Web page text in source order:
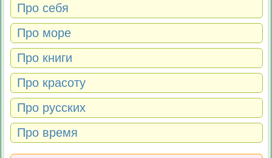
Про себя
Про море
Про книги
Про красоту
Про русских
Про время